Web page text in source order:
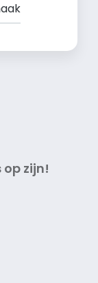
zijn!